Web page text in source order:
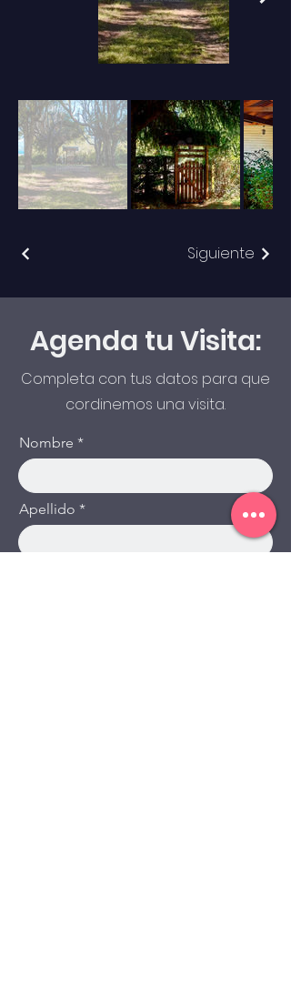
Siguiente
Agenda tu Visita:
Completa con tus datos para que
cordinemos una visita.
Nombre
Apellido